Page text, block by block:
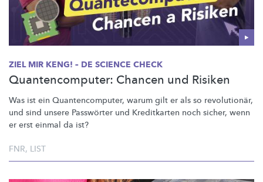
ZIEL MIR KENG! – DE SCIENCE CHECK
Quantencomputer: Chancen und Risiken
Was ist ein Quantencomputer, warum gilt er als so revolutionär,
und sind unsere Passwörter und Kreditkarten noch sicher, wenn
er erst einmal da ist?
FNR, LIST